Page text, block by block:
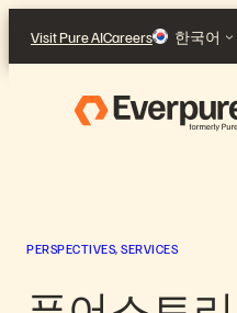
츠
Visit Pure AICareers 한국어
PERSPECTIVES, SERVICES